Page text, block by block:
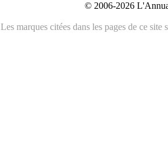
© 2006-2026
Les marques citées dans les pages de ce